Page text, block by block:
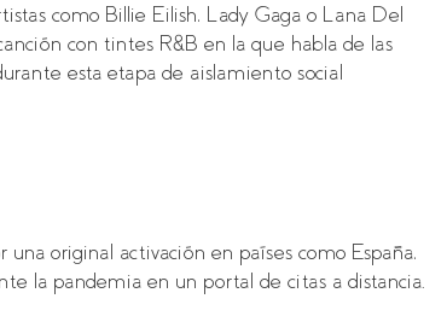
como Billie Eilish, Lady Gaga o Lana Del
con tintes R&B en la que habla de las
esta etapa de aislamiento social
original activación en países como España,
la pandemia en un portal de citas a distancia.